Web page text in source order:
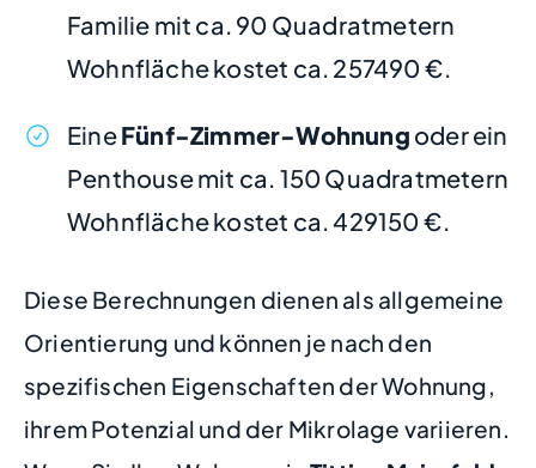
Familie mit ca. 90 Quadratmetern
Wohnfläche kostet ca. 257490 €.
EineFünf-Zimmer-Wohnung oder ein
Penthouse mit ca. 150 Quadratmetern
Wohnfläche kostet ca. 429150 €.
Diese Berechnungen dienen als allgemeine
Orientierung und können je nach den
spezifischen Eigenschaften der Wohnung,
ihrem Potenzial und der Mikrolage variieren.